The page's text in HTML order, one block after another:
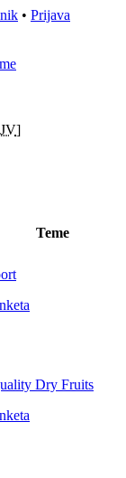
• Prijava
]
Teme
Dry Fruits